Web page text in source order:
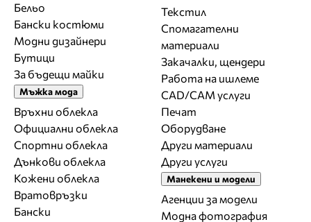
Бельо
Бански костюми
Модни дизайнери
Бутици
За бъдещи майки
Мъжка мода
Връхни облекла
Официални облекла
Спортни облекла
Дънкови облекла
Кожени облекла
Вратовръзки
Бански
Текстил
Спомагателни
материали
Закачалки, щендери
Работа на ишлеме
CAD/CAM услуги
Печат
Оборудване
Други материали
Други услуги
Манекени и модели
Агенции за модели
Модна фотография